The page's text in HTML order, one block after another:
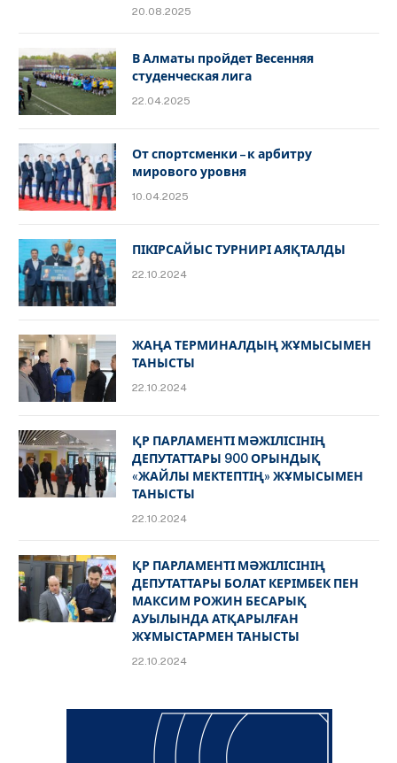
20.08.2025
В Алматы пройдет Весенняя
студенческая лига
22.04.2025
От спортсменки – к арбитру
мирового уровня
10.04.2025
ПІКІРСАЙЫС ТУРНИРІ АЯҚТАЛДЫ
22.10.2024
ЖАҢА ТЕРМИНАЛДЫҢ ЖҰМЫСЫМЕН
ТАНЫСТЫ
22.10.2024
ҚР ПАРЛАМЕНТІ МӘЖІЛІСІНІҢ
ДЕПУТАТТАРЫ 900 ОРЫНДЫҚ
«ЖАЙЛЫ МЕКТЕПТІҢ» ЖҰМЫСЫМЕН
ТАНЫСТЫ
22.10.2024
ҚР ПАРЛАМЕНТІ МӘЖІЛІСІНІҢ
ДЕПУТАТТАРЫ БОЛАТ КЕРІМБЕК ПЕН
МАКСИМ РОЖИН БЕСАРЫҚ
АУЫЛЫНДА АТҚАРЫЛҒАН
ЖҰМЫСТАРМЕН ТАНЫСТЫ
22.10.2024